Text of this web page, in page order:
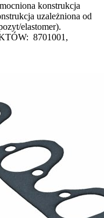
konstrukcja
uzależniona od
elastomer).
8701001,